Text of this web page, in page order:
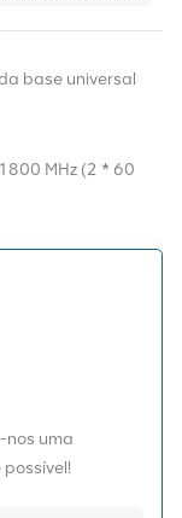
base universal
MHz (2 * 60
nos uma